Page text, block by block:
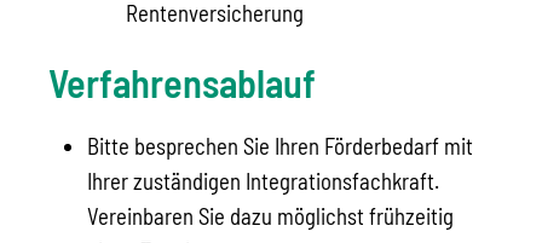
Rentenversicherung
Verfahrensablauf
Bitte besprechen Sie Ihren Förderbedarf mit
Ihrer zuständigen Integrationsfachkraft.
Vereinbaren Sie dazu möglichst frühzeitig